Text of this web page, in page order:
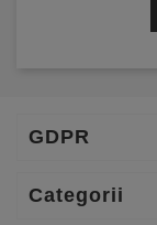
GDPR
Categorii